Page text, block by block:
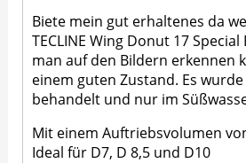
Biete mein gut erhaltenes da
TECLINE Wing Donut 17
man auf den Bildern erkennen
einem guten Zustand. Es
behandelt und nur im
Mit einem Auftriebsvolumen
Ideal für D7, D 8,5 und D10